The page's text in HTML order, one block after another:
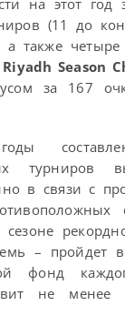
на этот год
(11 до
также четыре
Riyadh Season
за 167
турниров
в связи с
– пройдет
фонд
не